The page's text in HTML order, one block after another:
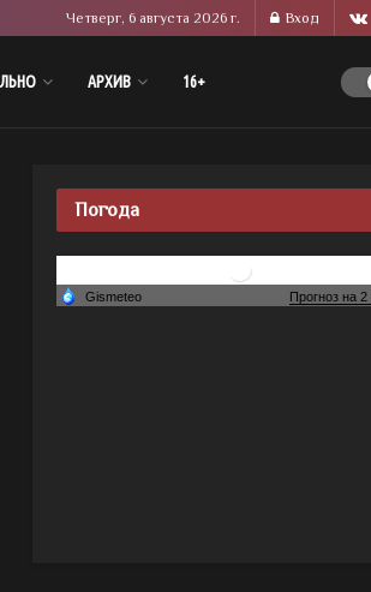
Четверг, 6 августа 2026 г. Вход
АРХИВ 16+
Погода